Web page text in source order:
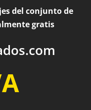
del conjunto de
gratis